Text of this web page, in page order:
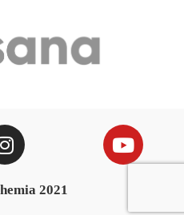
2021